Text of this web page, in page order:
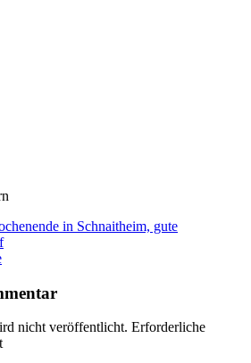
in Schnaitheim, gute
nicht veröffentlicht. Erforderliche